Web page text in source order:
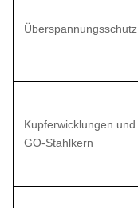
Überspannungsschutz
Kupferwicklungen und
GO-Stahlkern